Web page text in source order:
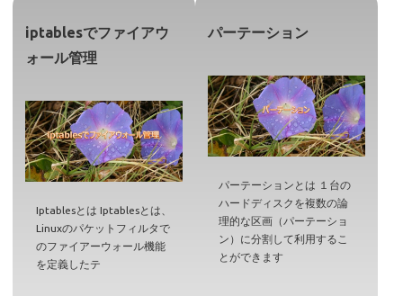
iptablesでファイアウ
ォール管理
Iptablesとは Iptablesとは、
Linuxのパケットフィルタで
のファイアーウォール機能
を定義したテ
パーテーション
パーテーションとは １台の
ハードディスクを複数の論
理的な区画（パーテーショ
ン）に分割して利用するこ
とができます